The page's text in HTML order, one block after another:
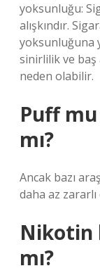
yoksunluğu:
alışkındır.
yoksunluğuna
sinirlilik ve baş
neden olabilir.
Puff
mı?
Ancak bazı
daha az
Nikotin
mı?